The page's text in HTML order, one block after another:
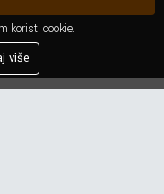
koristi cookie.
više